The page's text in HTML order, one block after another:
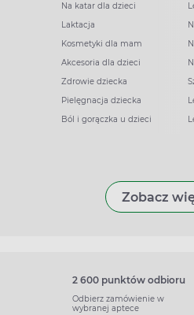
Na katar dla dzieci
Laktacja
Kosmetyki dla mam
Akcesoria dla dzieci
Zdrowie dziecka
Pielęgnacja dziecka
Ból i gorączka u dzieci
Zobacz
2 600 punktów odbioru
Odbierz zamówienie w
wybranej aptece